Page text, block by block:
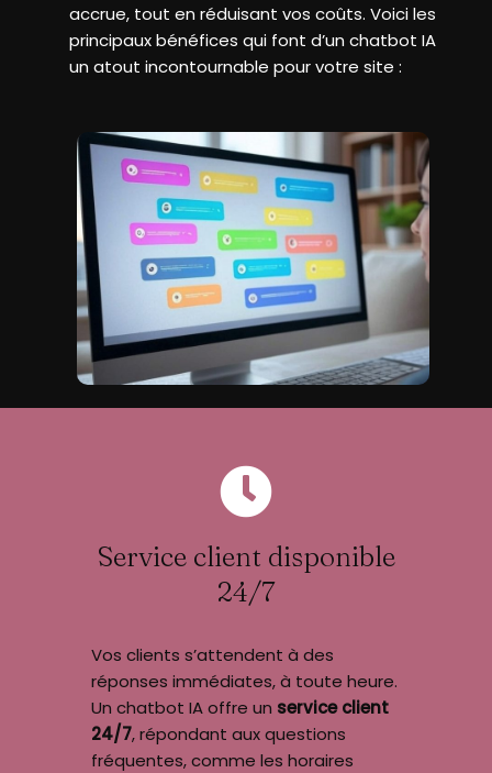
accrue, tout en réduisant vos coûts. Voici les
principaux bénéfices qui font d’un chatbot IA
un atout incontournable pour votre site :
Service client disponible
24/7
Vos clients s’attendent à des
réponses immédiates, à toute heure.
Un chatbot IA offre un service client
24/7, répondant aux questions
fréquentes, comme les horaires